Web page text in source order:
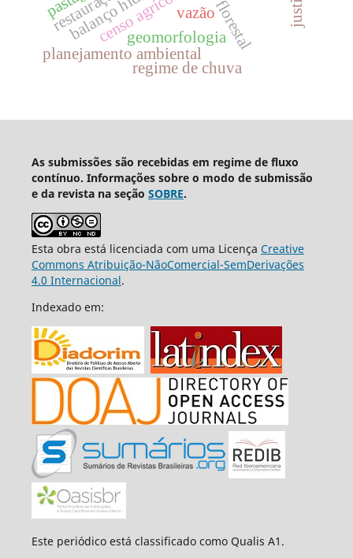
censo agrícolavazão
geomorfologia
planejamento ambiental
regime de chuva
As submissões são recebidas em regime de fluxo
contínuo. Informações sobre o modo de submissão
e da revista na seção SOBRE.
Esta obra está licenciada com uma Licença Creative
Commons Atribuição-NãoComercial-SemDerivações
4.0 Internacional.
Indexado em:
Este periódico está classificado como Qualis A1.